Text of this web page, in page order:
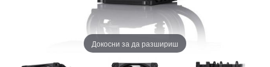
Докосни за да разшириш